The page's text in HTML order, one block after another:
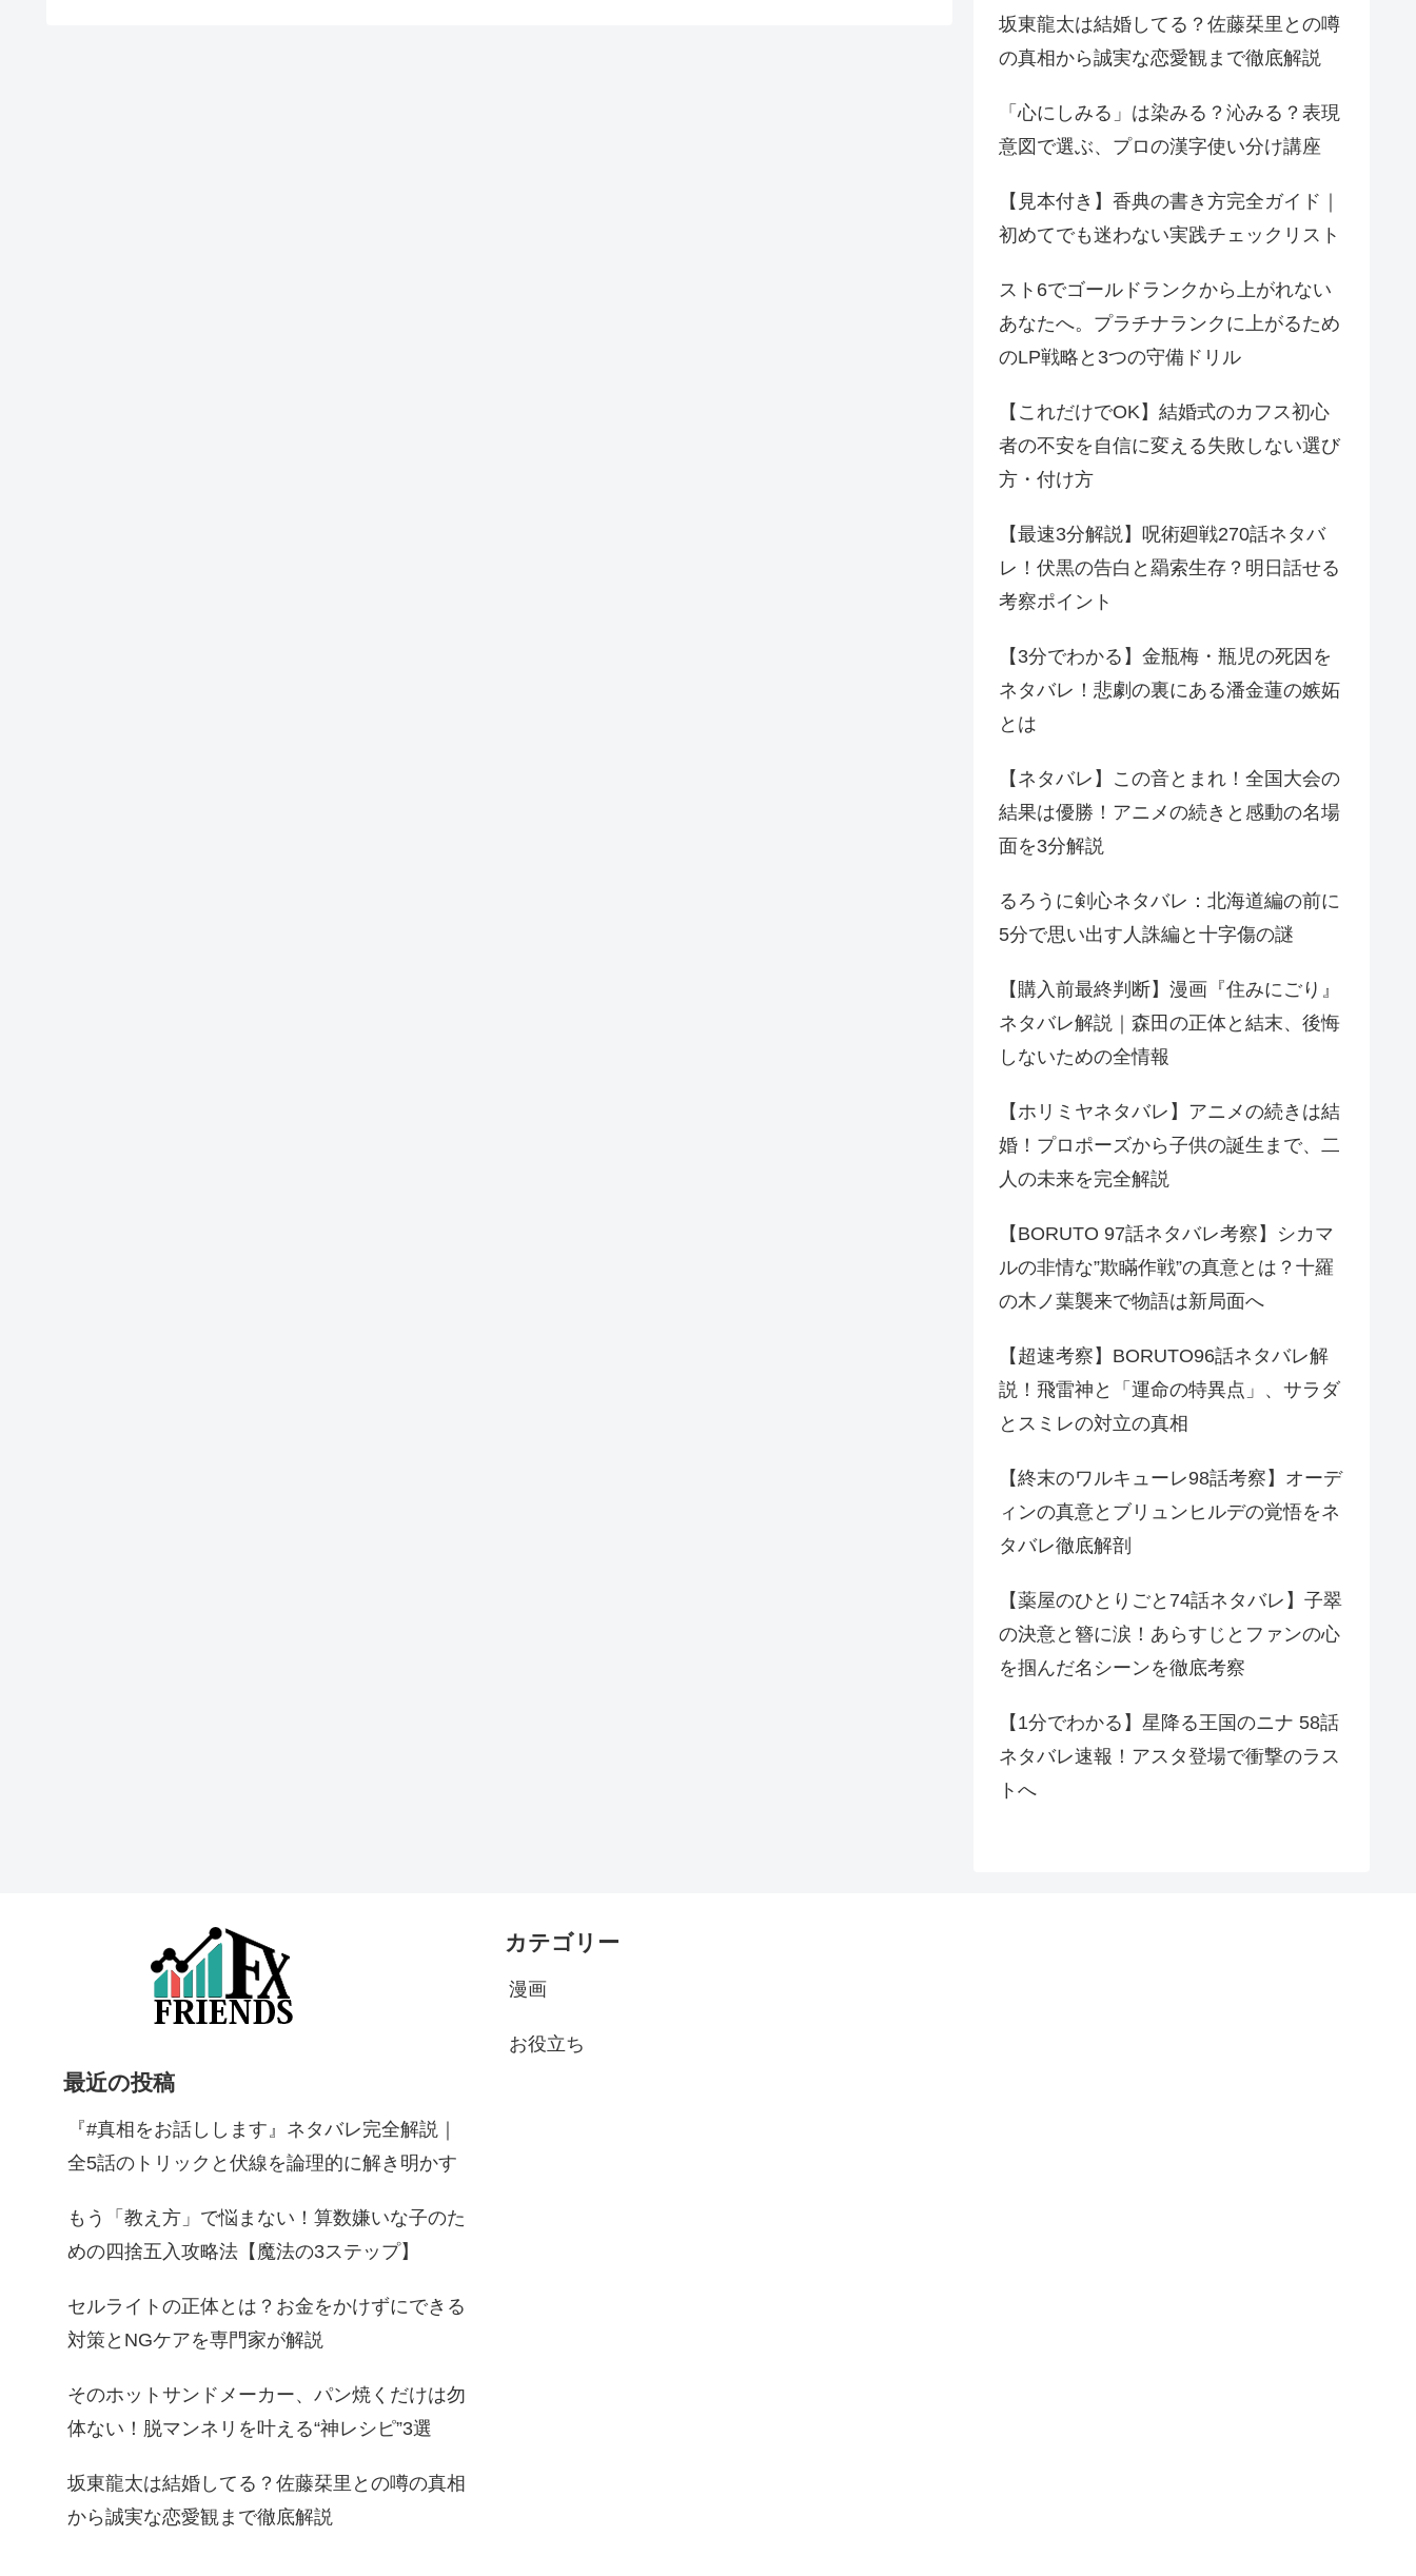
坂東龍太は結婚してる？佐藤栞里との噂
の真相から誠実な恋愛観まで徹底解説
「心にしみる」は染みる？沁みる？表現
意図で選ぶ、プロの漢字使い分け講座
【見本付き】香典の書き方完全ガイド｜
初めてでも迷わない実践チェックリスト
スト6でゴールドランクから上がれない
あなたへ。プラチナランクに上がるため
のLP戦略と3つの守備ドリル
【これだけでOK】結婚式のカフス初心
者の不安を自信に変える失敗しない選び
方・付け方
【最速3分解説】呪術廻戦270話ネタバ
レ！伏黒の告白と羂索生存？明日話せる
考察ポイント
【3分でわかる】金瓶梅・瓶児の死因を
ネタバレ！悲劇の裏にある潘金蓮の嫉妬
とは
【ネタバレ】この音とまれ！全国大会の
結果は優勝！アニメの続きと感動の名場
面を3分解説
るろうに剣心ネタバレ：北海道編の前に
5分で思い出す人誅編と十字傷の謎
【購入前最終判断】漫画『住みにごり』
ネタバレ解説｜森田の正体と結末、後悔
しないための全情報
【ホリミヤネタバレ】アニメの続きは結
婚！プロポーズから子供の誕生まで、二
人の未来を完全解説
【BORUTO 97話ネタバレ考察】シカマ
ルの非情な”欺瞞作戦”の真意とは？十羅
の木ノ葉襲来で物語は新局面へ
【超速考察】BORUTO96話ネタバレ解
説！飛雷神と「運命の特異点」、サラダ
とスミレの対立の真相
【終末のワルキューレ98話考察】オーデ
ィンの真意とブリュンヒルデの覚悟をネ
タバレ徹底解剖
【薬屋のひとりごと74話ネタバレ】子翠
の決意と簪に涙！あらすじとファンの心
を掴んだ名シーンを徹底考察
【1分でわかる】星降る王国のニナ 58話
ネタバレ速報！アスタ登場で衝撃のラス
トへ
最近の投稿
『#真相をお話しします』ネタバレ完全解説｜
全5話のトリックと伏線を論理的に解き明かす
もう「教え方」で悩まない！算数嫌いな子のた
めの四捨五入攻略法【魔法の3ステップ】
セルライトの正体とは？お金をかけずにできる
対策とNGケアを専門家が解説
そのホットサンドメーカー、パン焼くだけは勿
体ない！脱マンネリを叶える“神レシピ”3選
坂東龍太は結婚してる？佐藤栞里との噂の真相
から誠実な恋愛観まで徹底解説
カテゴリー
漫画
お役立ち